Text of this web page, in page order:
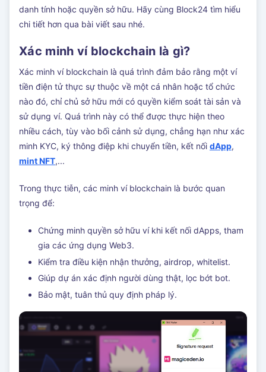
danh tính hoặc quyền sở hữu. Hãy cùng Block24 tìm hiểu
chi tiết hơn qua bài viết sau nhé.
Xác minh ví blockchain là gì?
Xác minh ví blockchain là quá trình đảm bảo rằng một ví
tiền điện tử thực sự thuộc về một cá nhân hoặc tổ chức
nào đó, chỉ chủ sở hữu mới có quyền kiểm soát tài sản và
sử dụng ví. Quá trình này có thể được thực hiện theo
nhiều cách, tùy vào bối cảnh sử dụng, chẳng hạn như xác
minh KYC, ký thông điệp khi chuyển tiền, kết nối dApp,
mint NFT,...
Trong thực tiễn, các minh ví blockchain là bước quan
trọng để:
Chứng minh quyền sở hữu ví khi kết nối dApps, tham
gia các ứng dụng Web3.
Kiểm tra điều kiện nhận thưởng, airdrop, whitelist.
Giúp dự án xác định người dùng thật, lọc bớt bot.
Bảo mật, tuân thủ quy định pháp lý.